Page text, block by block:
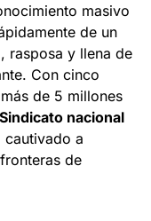
masivo
de un
rasposa y llena de
Con cinco
de 5 millones
Sindicato nacional
cautivado a
de